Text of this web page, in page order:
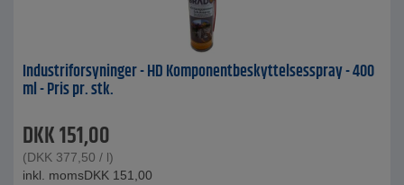
Industriforsyninger - HD Komponentbeskyttelsesspray - 400
ml - Pris pr. stk.
DKK151,00
(DKK 377,50 / l)
inkl. momsDKK 151,00